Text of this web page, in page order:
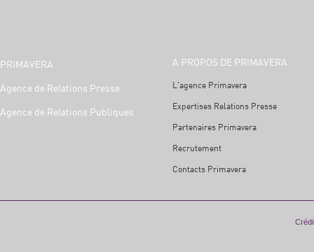
PRIMAVERA
Agence de Relations Presse
Agence de Relations Publiques
A PROPOS DE PRIMAVERA
L'agence Primavera
Expertises Relations Presse
Partenaires Primavera
Recrutement
Contacts Primavera